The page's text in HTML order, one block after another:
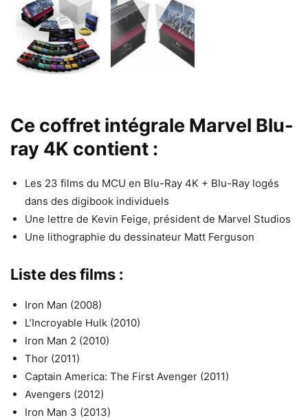
Ce coffret intégrale Marvel Blu-
ray 4K contient :
Les 23 films du MCU en Blu-Ray 4K + Blu-Ray logés
dans des digibook individuels
Une lettre de Kevin Feige, président de Marvel Studios
Une lithographie du dessinateur Matt Ferguson
Liste des films :
Iron Man (2008)
L’Incroyable Hulk (2010)
Iron Man 2 (2010)
Thor (2011)
Captain America: The First Avenger (2011)
Avengers (2012)
Iron Man 3 (2013)